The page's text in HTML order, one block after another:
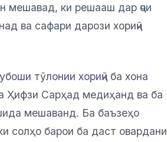
мешавад, ки решааш дар ҷои
ва сафари дарози хориҷӣ
тӯлонии хориҷӣ ба хона
Ҳифзи Сарҳад медиҳанд ва ба
мешаванд. Ба баъзеҳо
солҳо барои ба даст овардани